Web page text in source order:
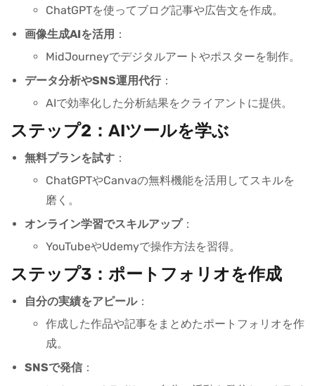
ChatGPTを使ってブログ記事や広告文を作成。
画像生成AIを活用 ：
MidJourneyでデジタルアートやポスターを制作。
データ分析やSNS運用代行：
AIで効率化した分析結果をクライアントに提供。
ステップ2：AIツールを学ぶ
無料プランを試す ：
ChatGPTやCanvaの無料機能を活用してスキルを
磨く。
オンライン学習でスキルアップ：
YouTubeやUdemyで操作方法を習得。
ステップ3：ポートフォリオを作成
自分の実績をアピール：
作成した作品や記事をまとめたポートフォリオを作
成。
SNSで発信 ：